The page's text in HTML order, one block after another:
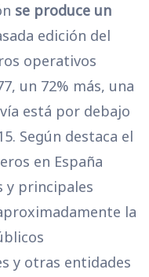
se produce un
edición del
operativos
un 72% más, una
está por debajo
Según destaca el
en España
y principales
la
y otras entidades